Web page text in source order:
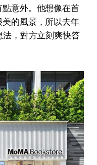
意外。他想像在首
的風景，所以去年
，對方立刻爽快答